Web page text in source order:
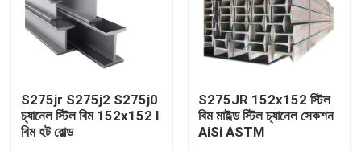
পণ্য
ভিডিও
আমাদের সম্পর্কে
S275jr S275j2 S275j0
চ্যানেল স্টিল বিম 152x152 I
বিম হট রোল্ড
S275JR 152x152 স্টিল
বিম মাইল্ড স্টিল চ্যানেল সেকশন
AiSi ASTM